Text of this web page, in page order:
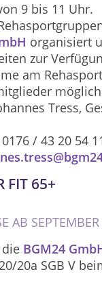
9 bis 11 Uhr.
organisiert
zur
am
Tress,
/ 43 20 54
FIT 65+
AB
BGM24
20a SGB V